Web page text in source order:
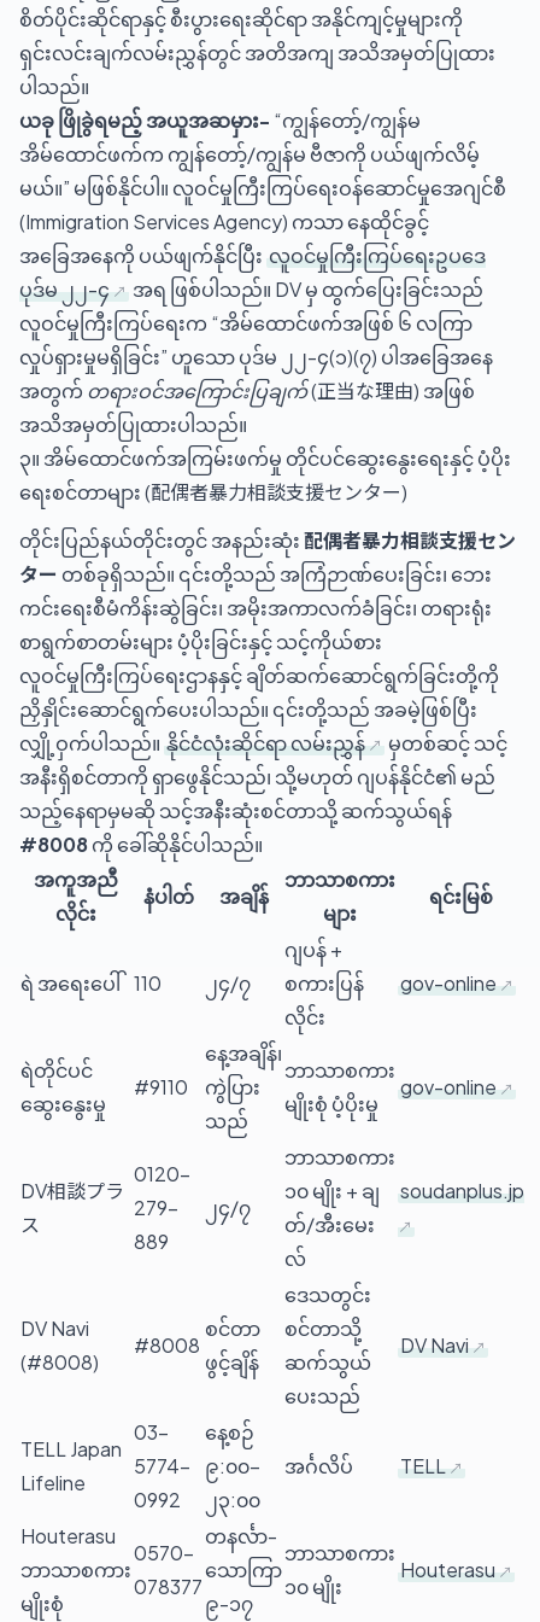
စိတ်ပိုင်းဆိုင်ရာနှင့် စီးပွားရေးဆိုင်ရာ အနိုင်ကျင့်မှုများကို
ရှင်းလင်းချက်လမ်းညွှန်တွင် အတိအကျ အသိအမှတ်ပြုထား
ပါသည်။
ယခု ဖြိုခွဲရမည့် အယူအဆမှား- “ကျွန်တော့်/ကျွန်မ
အိမ်ထောင်ဖက်က ကျွန်တော့်/ကျွန်မ ဗီဇာကို ပယ်ဖျက်လိမ့်
မယ်။” မဖြစ်နိုင်ပါ။ လူဝင်မှုကြီးကြပ်ရေးဝန်ဆောင်မှုအေဂျင်စီ
(Immigration Services Agency) ကသာ နေထိုင်ခွင့်
အခြေအနေကို ပယ်ဖျက်နိုင်ပြီး လူဝင်မှုကြီးကြပ်ရေးဥပဒေ
ပုဒ်မ ၂၂-၄
အရ ဖြစ်ပါသည်။ DV မှ ထွက်ပြေးခြင်းသည်
လူဝင်မှုကြီးကြပ်ရေးက “အိမ်ထောင်ဖက်အဖြစ် ၆ လကြာ
လှုပ်ရှားမှုမရှိခြင်း” ဟူသော ပုဒ်မ ၂၂-၄(၁)(၇) ပါအခြေအနေ
အတွက် တရားဝင်အကြောင်းပြချက်(正当な理由) အဖြစ်
အသိအမှတ်ပြုထားပါသည်။
၃။ အိမ်ထောင်ဖက်အကြမ်းဖက်မှု တိုင်ပင်ဆွေးနွေးရေးနှင့် ပံ့ပိုး
ရေးစင်တာများ (配偶者暴力相談支援センター)
တိုင်းပြည်နယ်တိုင်းတွင် အနည်းဆုံး配偶者暴力相談支援セン
ター တစ်ခုရှိသည်။ ၎င်းတို့သည် အကြံဉာဏ်ပေးခြင်း၊ ဘေး
ကင်းရေးစီမံကိန်းဆွဲခြင်း၊ အမိုးအကာလက်ခံခြင်း၊ တရားရုံး
စာရွက်စာတမ်းများ ပံ့ပိုးခြင်းနှင့် သင့်ကိုယ်စား
လူဝင်မှုကြီးကြပ်ရေးဌာနနှင့် ချိတ်ဆက်ဆောင်ရွက်ခြင်းတို့ကို
ညှိနှိုင်းဆောင်ရွက်ပေးပါသည်။ ၎င်းတို့သည် အခမဲ့ဖြစ်ပြီး
လျှို့ဝှက်ပါသည်။ နိုင်ငံလုံးဆိုင်ရာ လမ်းညွှန်
မှတစ်ဆင့် သင့်
အနီးရှိစင်တာကို ရှာဖွေနိုင်သည်၊ သို့မဟုတ် ဂျပန်နိုင်ငံ၏ မည်
သည့်နေရာမှမဆို သင့်အနီးဆုံးစင်တာသို့ ဆက်သွယ်ရန်
#8008ကို ခေါ်ဆိုနိုင်ပါသည်။
အကူအညီ
လိုင်း
နံပါတ် အချိန်
ဘာသာစကား
များ
ရင်းမြစ်
ရဲ အရေးပေါ် 110 ၂၄/၇
ဂျပန် +
စကားပြန်
လိုင်း
gov-online
ရဲတိုင်ပင်
ဆွေးနွေးမှု
#9110
နေ့အချိန်၊
ကွဲပြား
သည်
ဘာသာစကား
မျိုးစုံ ပံ့ပိုးမှု
gov-online
DV相談プラ
ス
0120-
279-
889
၂၄/၇
ဘာသာစကား
၁၀ မျိုး + ချ
တ်/အီးမေး
လ်
soudanplus.jp
DV Navi
(#8008)
#8008
စင်တာ
ဖွင့်ချိန်
ဒေသတွင်း
စင်တာသို့
ဆက်သွယ်
ပေးသည်
DV Navi
TELL Japan
Lifeline
03-
5774-
0992
နေ့စဉ်
၉:၀၀–
၂၃:၀၀
အင်္ဂလိပ် TELL
Houterasu
ဘာသာစကား
မျိုးစုံ
0570-
078377
တနင်္လာ-
သောကြာ
၉-၁၇
ဘာသာစကား
၁၀ မျိုး
Houterasu